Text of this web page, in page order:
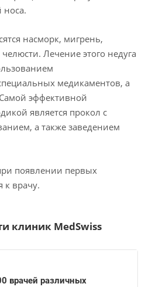
носа.
насморк, мигрень,
Лечение этого недуга
медикаментов, а
эффективной
является прокол с
а также заведением
появлении первых
к врачу.
клиник MedSwiss
врачей различных